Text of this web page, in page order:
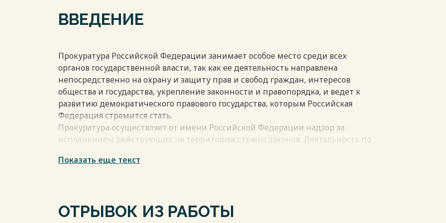
2.3 Подготовка прокурора к судебному разбирательству…………………….27
ЗАКЛЮЧЕНИЕ…………………………………………………….……..……..31
ПРИЛОЖЕНИЕ……………………………………………………………….…35
Весь текст будет доступен после покупки
ВВЕДЕНИЕ
Прокуратура Российской Федерации занимает особое место среди всех
органов государственной власти, так как ее деятельность направлена
непосредственно на охрану и защиту прав и свобод граждан, интересов
общества и государства, укрепление законности и правопорядка, и ведет к
развитию демократического правового государства, которым Российская
Федерация стремится стать.
Прокуратура осуществляет от имени Российской Федерации надзор за
исполнением действующих на территории страны законов. Деятельность по
восстановлению нарушенных прав, прокуратура выполняет в целях
Реализовывая уголовное преследование от имени государства, прокурор тем
Показать еще текст
ОТРЫВОК ИЗ РАБОТЫ